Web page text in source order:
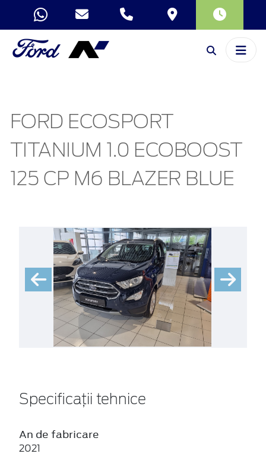
FORD ECOSPORT
TITANIUM 1.0 ECOBOOST
125 CP M6 BLAZER BLUE
Specificații tehnice
An de fabricare
2021